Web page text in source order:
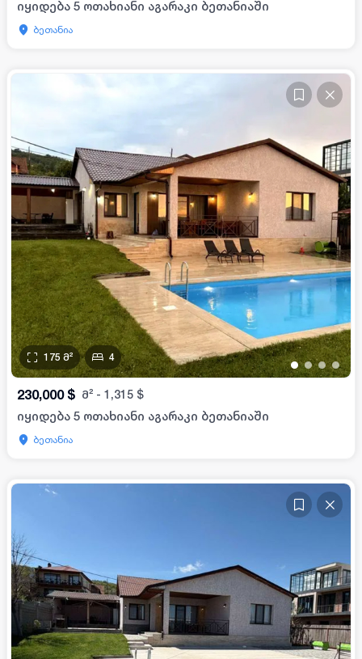
იყიდება 5 ოთახიანი აგარაკი ბეთანიაში
ბეთანია
••••
175 მ² 4
230,000 $ მ² - 1,315 $
იყიდება 5 ოთახიანი აგარაკი ბეთანიაში
ბეთანია